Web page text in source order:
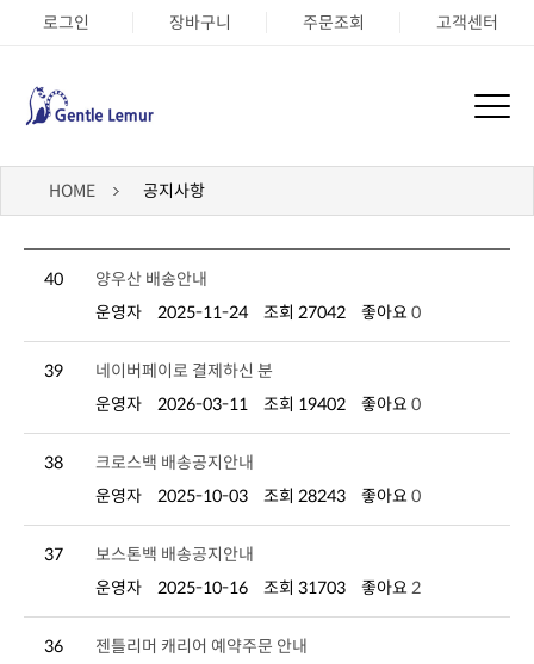
로그인 장바구니 주문조회 고객센터
HOME 공지사항
40
양우산 배송안내
운영자
2025-11-24 조회 27042 좋아요 0
39
네이버페이로 결제하신 분
운영자
2026-03-11 조회 19402 좋아요 0
38
크로스백 배송공지안내
운영자
2025-10-03 조회 28243 좋아요 0
37
보스톤백 배송공지안내
운영자
2025-10-16 조회 31703 좋아요 2
36
젠틀리머 캐리어 예약주문 안내